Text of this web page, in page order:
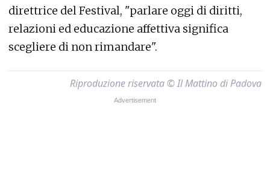
direttrice del Festival, "parlare oggi di diritti,
relazioni ed educazione affettiva significa
scegliere di non rimandare".
Riproduzione riservata © Il Mattino di Padova